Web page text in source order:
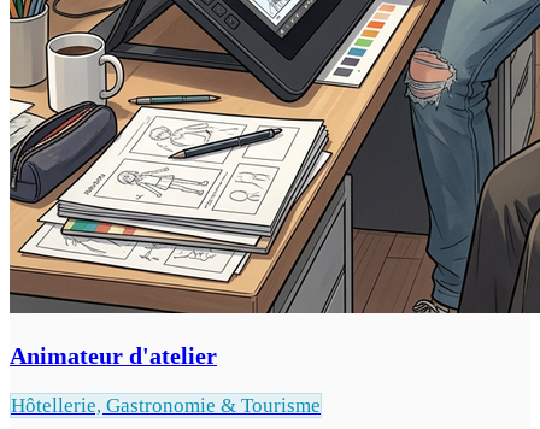
Animateur d'atelier
Hôtellerie, Gastronomie & Tourisme